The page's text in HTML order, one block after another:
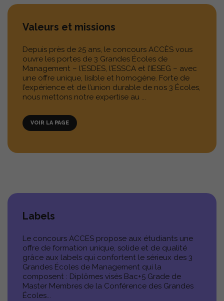
PRÉPARER SON CONCOURS
ALTERNANCE
SPÉCIALITÉS
S'INSCRIRE
TÉLÉCHARGER LA BROCHURE
FAQ
CONTACTPRESSE
Valeurs et missions
Depuis près de 25 ans, le concours ACCÈS vous
ouvre les portes de 3 Grandes Écoles de
Management – l’ESDES, l’ESSCA et l’IESEG – avec
une offre unique, lisible et homogène. Forte de
l’expérience et de l’union durable de nos 3 Écoles,
nous mettons notre expertise au ...
VOIR LA PAGE
Labels
Le concours ACCES propose aux étudiants une
offre de formation unique, solide et de qualité
grâce aux labels qui confortent le sérieux des 3
Grandes Écoles de Management qui la
composent : Diplômes visés Bac+5 Grade de
Master Membres de la Conférence des Grandes
Écoles...